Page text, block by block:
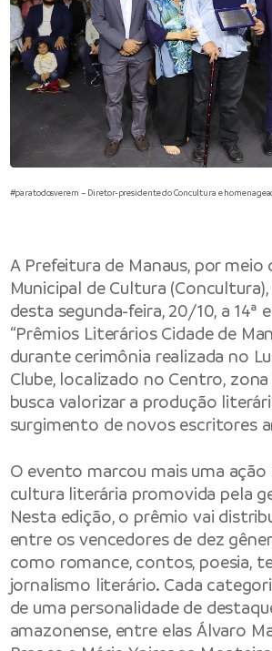
#paratodosverem – Diretor-presidente do Concultura e
A Prefeitura de Manaus, por meio
Municipal de Cultura
desta segunda-feira, 20/10, a 14ª
“Prêmios Literários Cidade de
durante cerimônia realizada no
Clube, localizado no Centro,
busca valorizar a produção
surgimento de novos escritores
O evento marcou mais uma
cultura literária promovida pela
Nesta edição, o prêmio vai
entre os vencedores de dez
como romance, contos, poesia,
jornalismo literário. Cada
de uma personalidade de
amazonense, entre elas Álvaro